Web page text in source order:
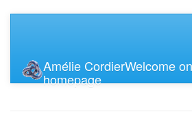
Amélie CordierWelcome
homepage